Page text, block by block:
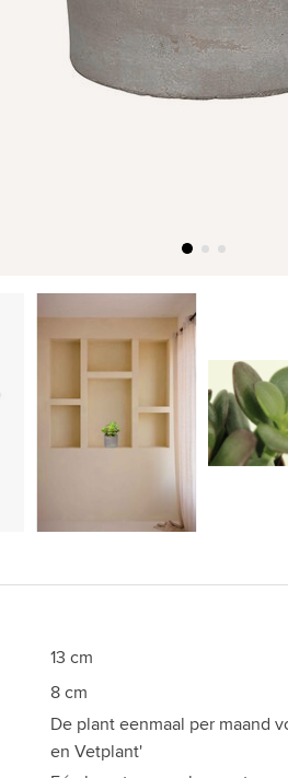
13 cm
8 cm
De plant eenmaal per maand
en Vetplant'